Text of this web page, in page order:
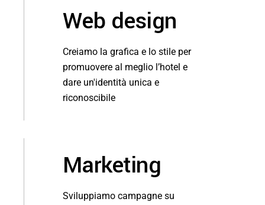
Web design
Creiamo la grafica e lo stile per
promuovere al meglio l’hotel e
dare un'identità unica e
riconoscibile
Marketing
Sviluppiamo campagne su